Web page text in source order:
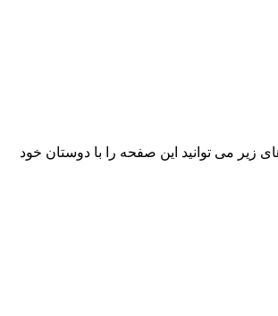
زیر می توانید این صفحه را با دوستان خود